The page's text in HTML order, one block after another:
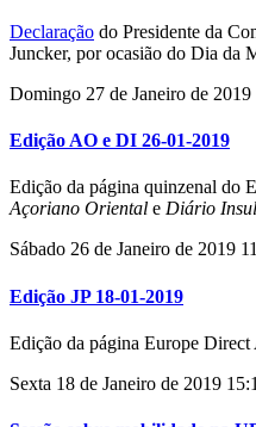
Declaração do Presidente da
Juncker, por ocasião do Dia da
Domingo 27 de Janeiro de 2019
Edição AO e DI 26-01-2019
Edição da página quinzenal do
Açoriano Oriental e Diário
Sábado 26 de Janeiro de 2019
Edição JP 18-01-2019
Edição da página Europe Direct
Sexta 18 de Janeiro de 2019